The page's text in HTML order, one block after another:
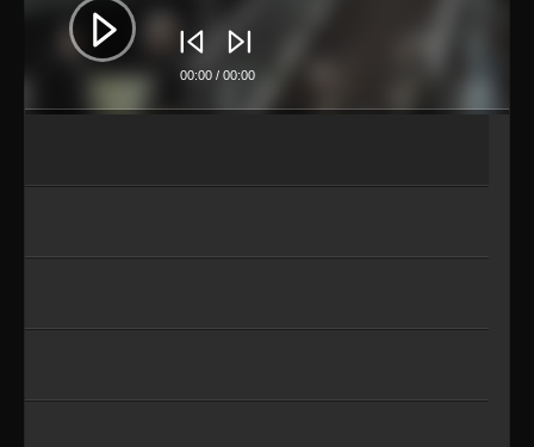
00:00 / 00:00